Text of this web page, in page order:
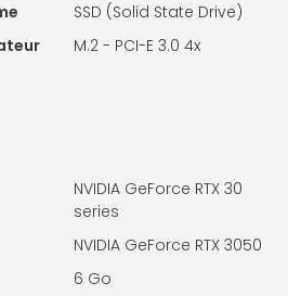
SSD (Solid State Drive)
M.2 - PCI-E 3.0 4x
NVIDIA GeForce RTX 30
series
NVIDIA GeForce RTX 3050
6 Go